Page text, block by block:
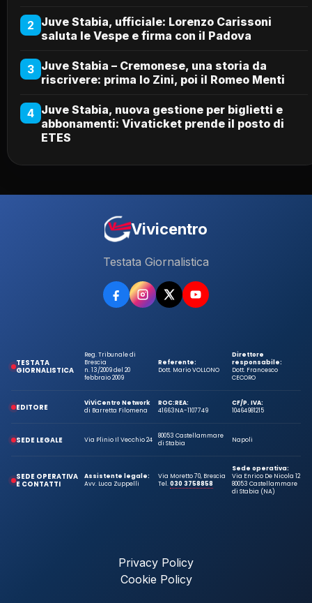
2 Juve Stabia, ufficiale: Lorenzo Carissoni
saluta le Vespe e firma con il Padova
3 Juve Stabia – Cremonese, una storia da
riscrivere: prima lo Zini, poi il Romeo Menti
4 Juve Stabia, nuova gestione per biglietti e
abbonamenti: Vivaticket prende il posto di
ETES
Vivicentro
Testata Giornalistica
TESTATA
GIORNALISTICA
Reg. Tribunale di
Brescia
n. 13/2009 del 20
febbraio 2009
Referente:
Dott. Mario VOLLONO
Direttore
responsabile:
Dott. Francesco
CECORO
EDITORE
ViViCentro Network
di Barretta Filomena
ROC:
41663
REA:
NA-1107749
CF/P. IVA:
10464981215
SEDE LEGALE Via Plinio Il Vecchio 24
80053 Castellammare
di Stabia
Napoli
SEDE OPERATIVA
E CONTATTI
Assistente legale:
Avv. Luca Zuppelli
Via Moretto 70, Brescia
Tel.030 3758858
Sede operativa:
Via Enrico De Nicola 12
80053 Castellammare
di Stabia (NA)
Privacy Policy
Cookie Policy